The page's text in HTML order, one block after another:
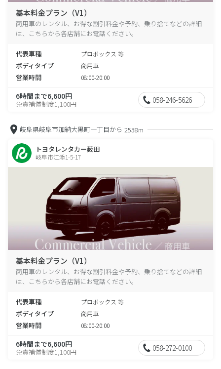
基本料金プラン（V1）
商用車のレンタル、お得な割引料金や予約、乗り捨てなどの詳細
は、こちらから各店舗にお電話ください。
代表車種 プロボックス 等
ボディタイプ 商用車
営業時間 08:00-20:00
6時間まで6,600円
免責補償制度1,100円 058-246-5626
岐阜県岐阜市加納大黒町一丁目から 2538m
トヨタレンタカー薮田
岐阜市江添1-5-17
基本料金プラン（V1）
商用車のレンタル、お得な割引料金や予約、乗り捨てなどの詳細
は、こちらから各店舗にお電話ください。
代表車種 プロボックス 等
ボディタイプ 商用車
営業時間 08:00-20:00
6時間まで6,600円
免責補償制度1,100円 058-272-0100